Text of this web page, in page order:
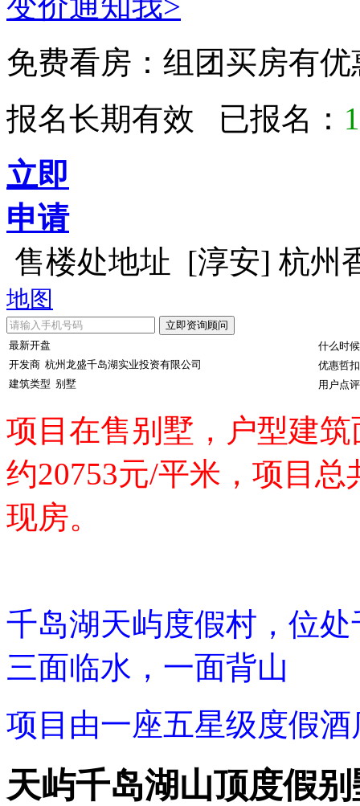
免费看房： 组团买房有
报名长期有效 已报名：
立即
申请
售楼处地址 [淳安] 杭州
地图
最新开盘
什么时
开发商 杭州龙盛千岛湖实业投资有限公司
优惠哲扣
建筑类型 别墅 用户点评
项目 在售别墅，户型建
约20753元/平米，项目
现房。
千岛湖天屿度假村，位
三面临水，一面背山
项目由一座五星级度假
天屿千岛湖山顶度假